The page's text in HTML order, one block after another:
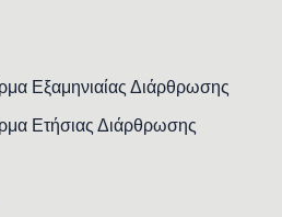
Εξαμηνιαίας Διάρθρωσης
Ετήσιας Διάρθρωσης